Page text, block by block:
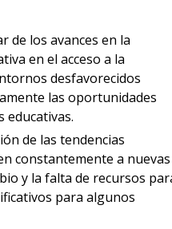
de los avances en la
en el acceso a la
desfavorecidos
las oportunidades
educativas.
de las tendencias
constantemente a nuevas
y la falta de recursos
para algunos